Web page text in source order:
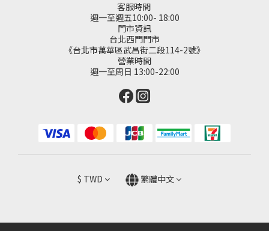
客服時間
週一至週五10:00- 18:00
門市資訊
台北西門門市
《台北市萬華區武昌街二段114-2號》
營業時間
週一至周日 13:00-22:00
$ TWD 繁體中文